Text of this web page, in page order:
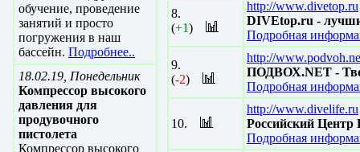
обучение, проведение
занятий и просто
погружения в наш
бассейн. Подробнее..
18.02.19, Понедельник
Компрессор высокого
давления для
продувочного
пистолета
Компрессор высокого
8.
(+1)
http://www.divetop.ru
DIVEtop.ru -
Подробная
9.
(-2)
http://
ПОДВОХ.NET -
Подробная
10.
http://www.divelife.ru
Российский Центр
Подробная